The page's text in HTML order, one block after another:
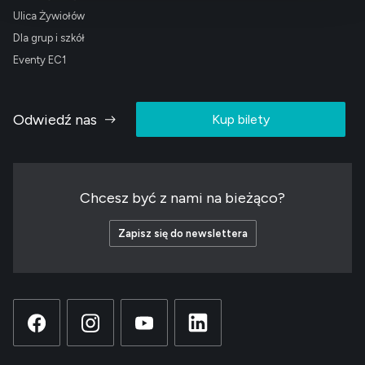
Ulica Żywiołów
Dla grup i szkół
Eventy EC1
Odwiedź nas Kup bilety
Chcesz być z nami na bieżąco?
Zapisz się do newslettera